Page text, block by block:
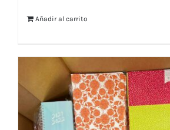
Añadir al carrito